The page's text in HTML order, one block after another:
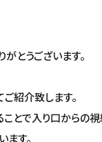
とうございます。
紹介致します。
とで入り口からの
す。